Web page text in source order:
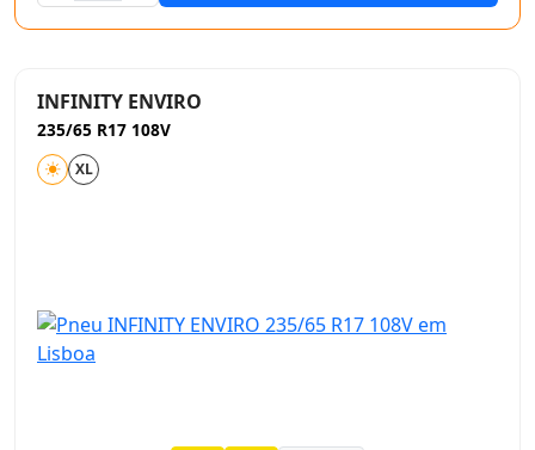
INFINITY ENVIRO
235/65 R17 108V
XL